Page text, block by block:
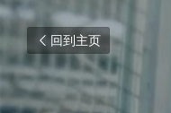
回到主页